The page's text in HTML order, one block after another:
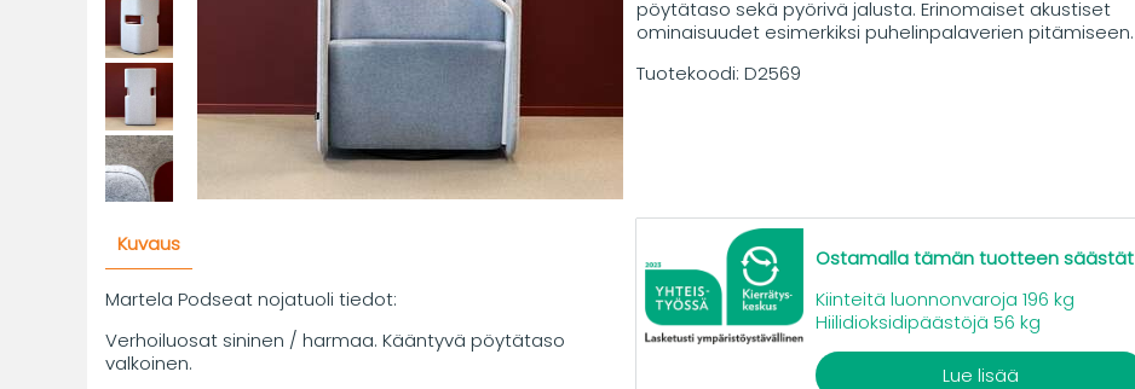
pöytätaso sekä pyörivä jalusta. Erinomaiset akustiset
ominaisuudet esimerkiksi puhelinpalaverien pitämiseen.
Tuotekoodi: D2569
Kuvaus
Martela Podseat nojatuoli tiedot:
Verhoiluosat sininen / harmaa. Kääntyvä pöytätaso
valkoinen.
Ostamalla tämän tuotteen säästät
Kiinteitä luonnonvaroja 196 kg
Hiilidioksidipäästöjä 56 kg
Lue lisää